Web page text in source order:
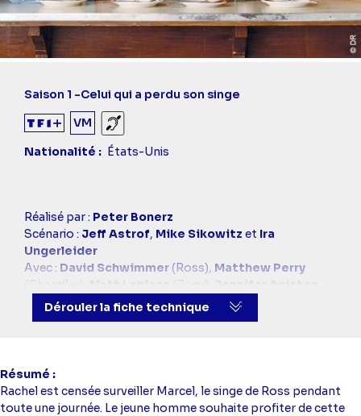
Saison 1 -Celui qui a perdu son singe
VM
Sourds et malentendants
Nationalité
États-Unis
Casting
simba
Réalisé par : Peter Bonerz
Scénario : Jeff Astrof, Mike Sikowitz et Ira
Ungerleider
Avec : David Schwimmer (Ross), Matthew Perry
(Chandler),
(Joey),
(Rachel),
Courteney Cox (Monica),
Lisa Kudrow
Dérouler la fiche technique
Résumé
Rachel est censée surveiller Marcel, le singe de Ross pendant
toute une journée. Le jeune homme souhaite profiter de cette